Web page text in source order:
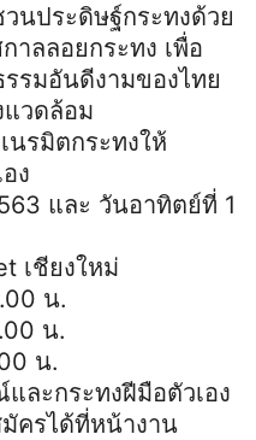
นประดิษฐ์กระทงด้วย
าลลอยกระทง เพื่อ
รมอันดีงามของไทย
แวดล้อม
นรมิตกระทงให้
ง
และ วันอาทิตย์ที่ 1
เชียงใหม่
น.
น.
น.
ละกระทงฝีมือตัวเอง
ครได้ที่หน้างาน